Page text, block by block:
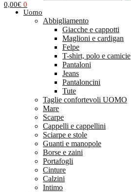
0,00€ 0
Uomo
Abbigliamento
Giacche e cappotti
Maglioni e cardigan
Felpe
T-shirt, polo e camicie
Pantaloni
Jeans
Pantaloncini
Tute
Taglie confortevoli UOMO
Mare
Scarpe
Cappelli e cappellini
Sciarpe e stole
Guanti e manopole
Borse e zaini
Portafogli
Cinture
Calzini
Intimo